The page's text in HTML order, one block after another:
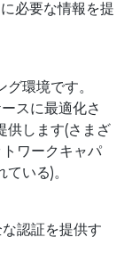
必要な情報を提
環境です。
スに最適化さ
供します(さまざ
ワークキャパ
いる)。
認証を提供す